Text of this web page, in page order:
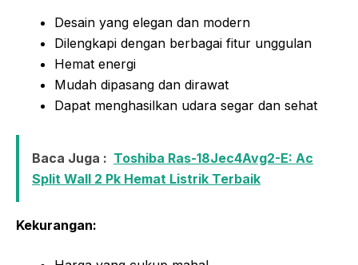
Desain yang elegan dan modern
Dilengkapi dengan berbagai fitur unggulan
Hemat energi
Mudah dipasang dan dirawat
Dapat menghasilkan udara segar dan sehat
Baca Juga : Toshiba Ras-18Jec4Avg2-E: Ac
Split Wall 2 Pk Hemat Listrik Terbaik
Kekurangan: